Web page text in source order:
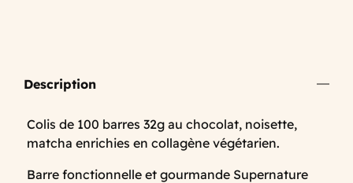
Description
Colis de 100 barres 32g au chocolat, noisette,
matcha enrichies en collagène végétarien.
Barre fonctionnelle et gourmande Supernature